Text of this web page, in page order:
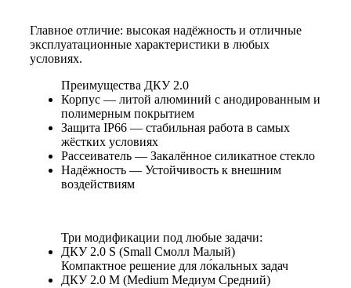
Главное отличие: высокая надёжность и отличные
эксплуатационные характеристики в любых
условиях.
Преимущества ДКУ 2.0
Корпус — литой алюминий с анодированным и
полимерным покрытием
Защита IP66 — стабильная работа в самых
жёстких условиях
Рассеиватель — Закалённое силикатное стекло
Надёжность — Устойчивость к внешним
воздействиям
Три модификации под любые задачи:
ДКУ 2.0 S (Small Смолл Малый)
Компактное решение для ло́кальных задач
ДКУ 2.0 M (Medium Медиум Средний)